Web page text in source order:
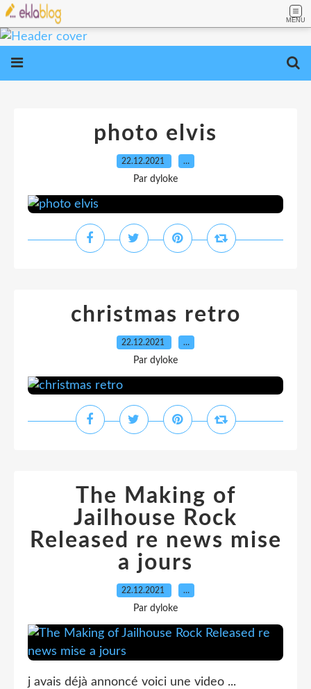
MENU
photo elvis
22.12.2021 …
Par dyloke
christmas retro
22.12.2021 …
Par dyloke
The Making of
Jailhouse Rock
Released re news mise
a jours
22.12.2021 …
Par dyloke
j avais déjà annoncé voici une video ...